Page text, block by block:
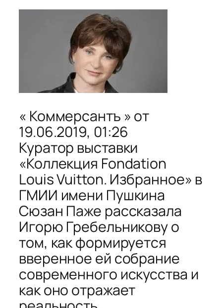
« Коммерсантъ » от
19.06.2019, 01:26
Куратор выставки
«Коллекция Fondation
Louis Vuitton. Избранное» в
ГМИИ имени Пушкина
Сюзан Паже рассказала
Игорю Гребельникову о
том, как формируется
вверенное ей собрание
современного искусства и
как оно отражает